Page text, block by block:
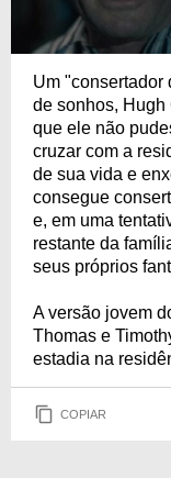
Um "consertador
de sonhos, Hugh
que ele não
cruzar com a
de sua vida e
consegue
e, em uma
restante da
seus próprios
A versão jovem
Thomas e
estadia na
COPIAR